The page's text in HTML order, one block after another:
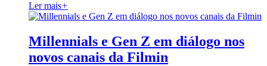
Ler mais+
Millennials e Gen Z em diálogo nos
novos canais da Filmin